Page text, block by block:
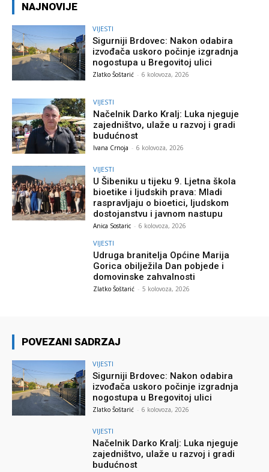
NAJNOVIJE
VIJESTI
Sigurniji Brdovec: Nakon odabira
izvođača uskoro počinje izgradnja
nogostupa u Bregovitoj ulici
Zlatko Šoštarić - 6 kolovoza, 2026
VIJESTI
Načelnik Darko Kralj: Luka njeguje
zajedništvo, ulaže u razvoj i gradi
budućnost
Ivana Crnoja - 6 kolovoza, 2026
VIJESTI
U Šibeniku u tijeku 9. Ljetna škola
bioetike i ljudskih prava: Mladi
raspravljaju o bioetici, ljudskom
dostojanstvu i javnom nastupu
Anica Sostaric - 6 kolovoza, 2026
VIJESTI
Udruga branitelja Općine Marija
Gorica obilježila Dan pobjede i
domovinske zahvalnosti
Zlatko Šoštarić - 5 kolovoza, 2026
POVEZANI SADRZAJ
VIJESTI
Sigurniji Brdovec: Nakon odabira
izvođača uskoro počinje izgradnja
nogostupa u Bregovitoj ulici
Zlatko Šoštarić - 6 kolovoza, 2026
VIJESTI
Načelnik Darko Kralj: Luka njeguje
zajedništvo, ulaže u razvoj i gradi
budućnost